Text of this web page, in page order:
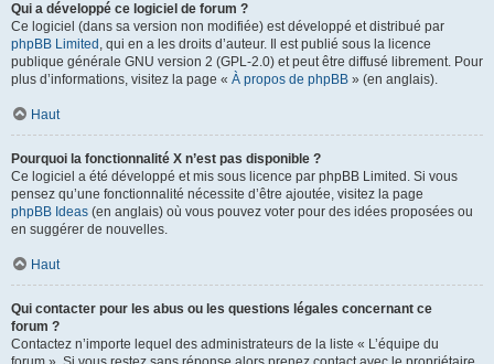
Qui a développé ce logiciel de forum ?
Ce logiciel (dans sa version non modifiée) est développé et distribué par
phpBB Limited , qui en a les droits d’auteur. Il est publié sous la licence
publique générale GNU version 2 (GPL-2.0) et peut être diffusé librement. Pour
plus d’informations, visitez la page « À propos de phpBB » (en anglais).
Haut
Pourquoi la fonctionnalité X n’est pas disponible ?
Ce logiciel a été développé et mis sous licence par phpBB Limited. Si vous
pensez qu’une fonctionnalité nécessite d’être ajoutée, visitez la page
phpBB Ideas (en anglais) où vous pouvez voter pour des idées proposées ou
en suggérer de nouvelles.
Haut
Qui contacter pour les abus ou les questions légales concernant ce
forum ?
Contactez n’importe lequel des administrateurs de la liste « L’équipe du